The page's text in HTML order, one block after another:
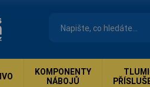
KOMPONENTY
NÁBOJŮ